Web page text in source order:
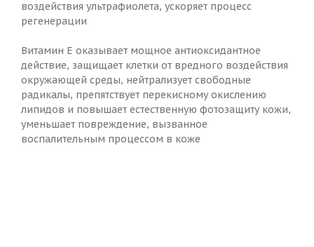
воздействия ультрафиолета, ускоряет процесс
регенерации
Витамин Е оказывает мощное антиоксидантное
действие, защищает клетки от вредного воздействия
окружающей среды, нейтрализует свободные
радикалы, препятствует перекисному окислению
липидов и повышает естественную фотозащиту кожи,
уменьшает повреждение, вызванное
воспалительным процессом в коже